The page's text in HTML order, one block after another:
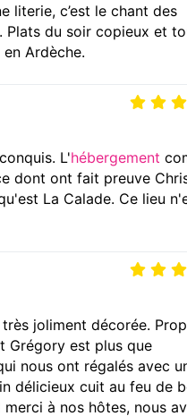
literie, c’est le chant des
Plats du soir copieux et
Ardèche.
L'hébergement
dont ont fait preuve
La Calade. Ce lieu
joliment décorée.
Grégory est plus que
nous ont régalés avec
délicieux cuit au feu de
à nos hôtes, nous